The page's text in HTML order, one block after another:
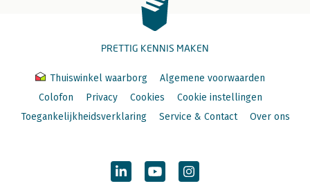
PRETTIG KENNIS MAKEN
Thuiswinkel waarborg
Algemene voorwaarden
Colofon
Privacy Cookies
Cookie instellingen
Toegankelijkheidsverklaring
Service & Contact Over ons